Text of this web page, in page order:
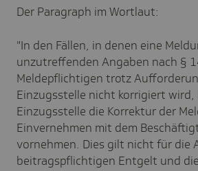
Der Paragraph im Wortlaut:
"In den Fällen, in denen eine
unzutreffenden Angaben nach §
Meldepflichtigen trotz
Einzugsstelle nicht korrigiert wird,
Einzugsstelle die Korrektur der
Einvernehmen mit dem
vornehmen. Dies gilt nicht für die
beitragspflichtigen Entgelt und